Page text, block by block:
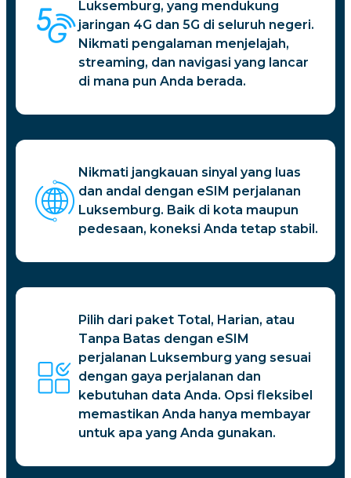
Luksemburg, yang mendukung
jaringan 4G dan 5G di seluruh negeri.
Nikmati pengalaman menjelajah,
streaming, dan navigasi yang lancar
di mana pun Anda berada.
Nikmati jangkauan sinyal yang luas
dan andal dengan eSIM perjalanan
Luksemburg. Baik di kota maupun
pedesaan, koneksi Anda tetap stabil.
Pilih dari paket Total, Harian, atau
Tanpa Batas dengan eSIM
perjalanan Luksemburg yang sesuai
dengan gaya perjalanan dan
kebutuhan data Anda. Opsi fleksibel
memastikan Anda hanya membayar
untuk apa yang Anda gunakan.